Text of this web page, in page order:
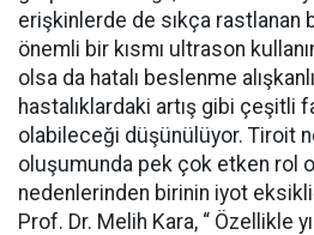
erişkinlerde de sıkça rastlanan
önemli bir kısmı ultrason
olsa da hatalı beslenme
hastalıklardaki artış gibi çeşitli
olabileceği düşünülüyor. Tiroit
oluşumunda pek çok etken rol
nedenlerinden birinin iyot
Prof. Dr. Melih Kara, “ Özellikle